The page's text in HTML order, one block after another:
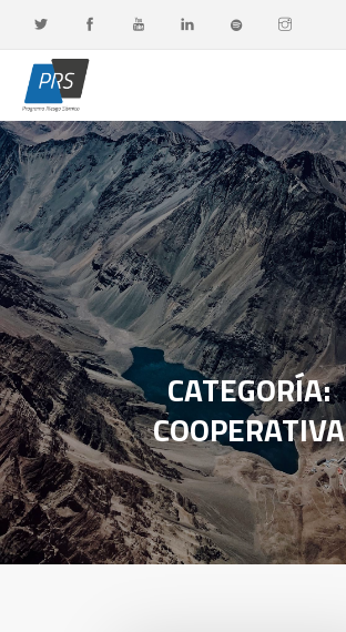
PORTADA
LÍNEAS DE INVESTIGACIÓN
OBSERVATORIO G-DATA
DOCENCIA Y FORMACIÓN CONTINUA
DIFUSIÓN Y VALORACIÓN CIUDADANA
CATEGORÍA:
COOPERATIVA